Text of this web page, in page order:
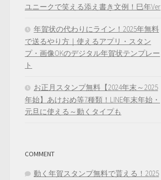
ユニークで笑える添え書き文例！巳年Ver
年賀状の代わりにライン！2025年無料
で送るやり方｜使えるアプリ・スタン
プ・画像OKのデジタル年賀状テンプレー
ト
お正月スタンプ無料【2024年末～2025
年始】あけおめ等7種類！LINE年末年始・
元旦に使える～動くタイプも
COMMENT
動く年賀スタンプ無料で貰える！2025